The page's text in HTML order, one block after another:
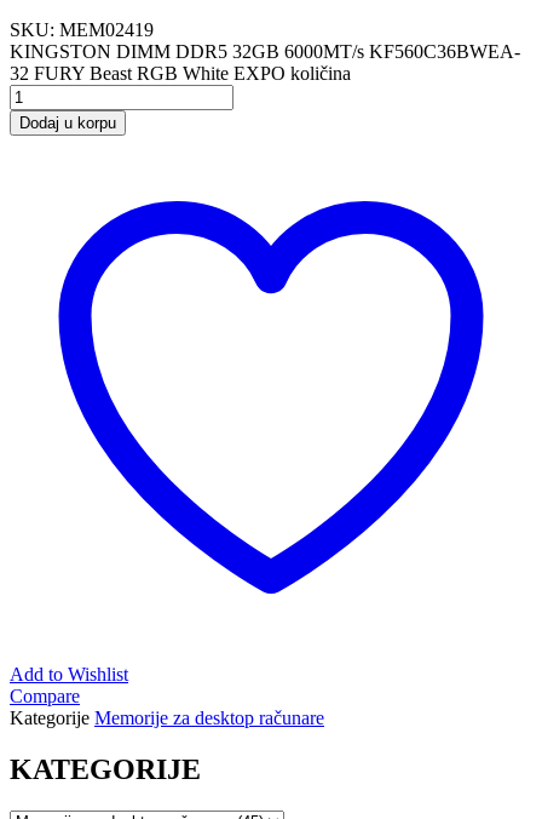
SKU: MEM02419
KINGSTON DIMM DDR5 32GB 6000MT/s KF560C36BWEA-
32 FURY Beast RGB White EXPO količina
Dodaj u korpu
Add to Wishlist
Compare
Kategorije Memorije za desktop računare
KATEGORIJE